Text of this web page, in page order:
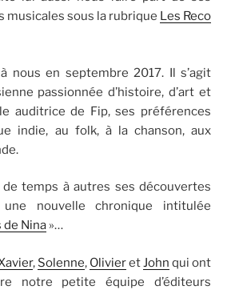
musicales sous la rubrique Les Reco
nous en septembre 2017. Il s’agit
passionnée d’histoire, d’art et
auditrice de Fip, ses préférences
indie, au folk, à la chanson, aux
temps à autres ses découvertes
une nouvelle chronique intitulée
de Nina »…
, Solenne, OlivieretJohn qui ont
notre petite équipe d’éditeurs